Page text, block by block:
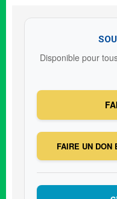
Disponible pour
FAIRE UN DON